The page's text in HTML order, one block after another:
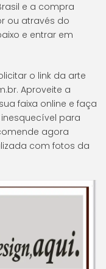
e a compra
ou através do
e entrar em
o link da arte
Aproveite a
faixa online e faça
para
agora
com fotos da